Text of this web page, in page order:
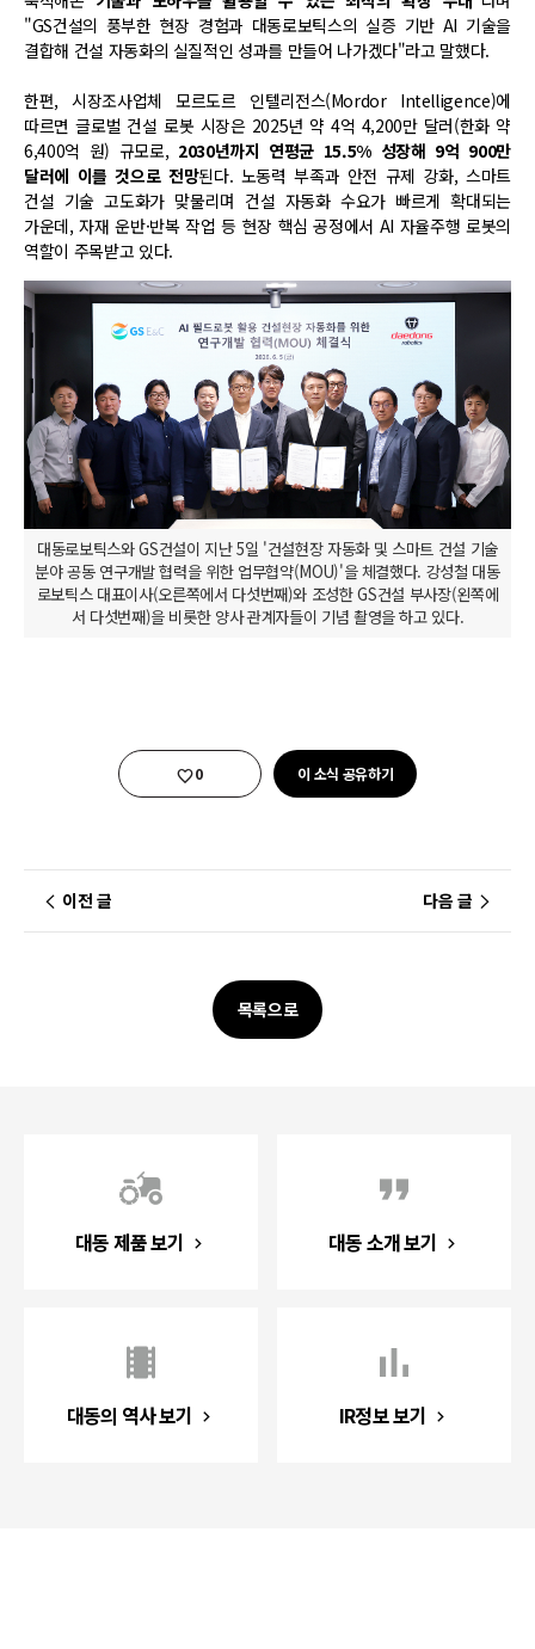
"GS건설의 풍부한 현장 경험과 대동로보틱스의 실증 기반 AI 기술을
결합해 건설 자동화의 실질적인 성과를 만들어 나가겠다"라고 말했다.
한편, 시장조사업체 모르도르 인텔리전스(Mordor Intelligence)에
따르면 글로벌 건설 로봇 시장은 2025년 약 4억 4,200만 달러(한화 약
6,400억 원) 규모로, 2030년까지 연평균 15.5% 성장해 9억 900만
달러에 이를 것으로 전망된다. 노동력 부족과 안전 규제 강화, 스마트
건설 기술 고도화가 맞물리며 건설 자동화 수요가 빠르게 확대되는
가운데, 자재 운반·반복 작업 등 현장 핵심 공정에서 AI 자율주행 로봇의
역할이 주목받고 있다.
대동로보틱스와 GS건설이 지난 5일 '건설현장 자동화 및 스마트 건설 기술
분야 공동 연구개발 협력을 위한 업무협약(MOU)'을 체결했다. 강성철 대동
로보틱스 대표이사(오른쪽에서 다섯번째)와 조성한 GS건설 부사장(왼쪽에
서 다섯번째)을 비롯한 양사 관계자들이 기념 촬영을 하고 있다.
0좋아요 이 소식 공유하기
이전 글 다음 글
목록으로
대동 제품 보기 대동 소개 보기
대동의 역사 보기 IR정보 보기